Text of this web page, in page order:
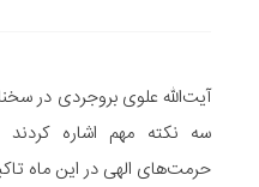
آیت‌الله علوی بروجردی در
سه نکته مهم اشاره
حرمت‌های الهی در این ماه